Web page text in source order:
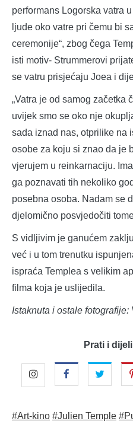
performans Logorska vatra
ljude oko vatre pri čemu bi
ceremonije“, zbog čega
isti motiv- Strummerovi
se vatru prisjećaju Joea i
„Vatra je od samog začetka
uvijek smo se oko nje
sada iznad nas, otprilike na
osobe za koju si znao da je
vjerujem u reinkarnaciju.
ga poznavati tih nekoliko
posebna osoba. Nadam se
djelomično posvjedočiti
S vidljivim je ganućem
već i u tom trenutku
ispraća Templea s velikim
filma koja je uslijedila.
Istaknuta i ostale
Prati i
#Art-kino #Julien Temple